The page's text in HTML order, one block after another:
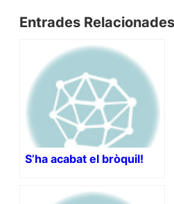
Entrades
S’ha acabat el bròquil!